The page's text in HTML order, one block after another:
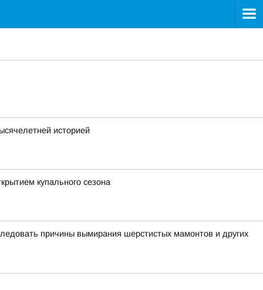
историей
купального сезона
причины вымирания шерстистых мамонтов и других